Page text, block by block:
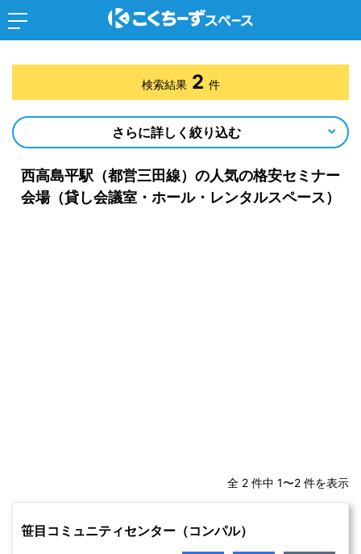
西高島平駅（都営三田線）の人気の格安セミナー
会場（貸し会議室・ホール・レンタルスペース）
全 2 件中 1〜2 件を表示
笹目コミュニティセンター（コンパル）
検索結果 2 件
さらに詳しく絞り込む